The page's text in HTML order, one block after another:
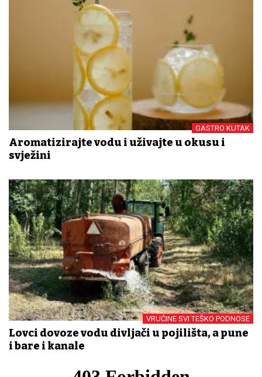
GASTRO KUTAK
Aromatizirajte vodu i uživajte u okusu i
svježini
VRUĆINE SVI TEŠKO PODNOSE
Lovci dovoze vodu divljači u pojilišta, a pune
i bare i kanale